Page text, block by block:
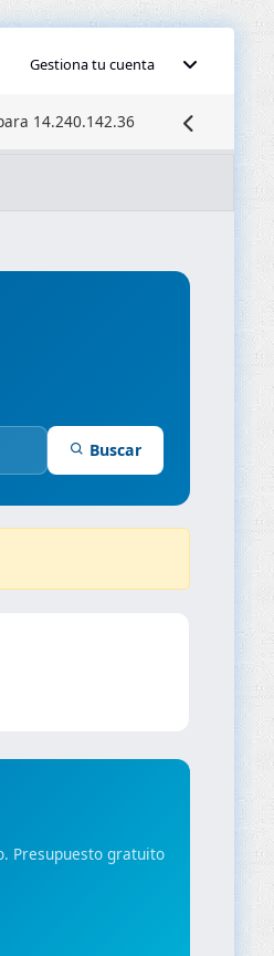
Gestiona tu cuenta
14.240.142.36
Buscar
Presupuesto gratuito